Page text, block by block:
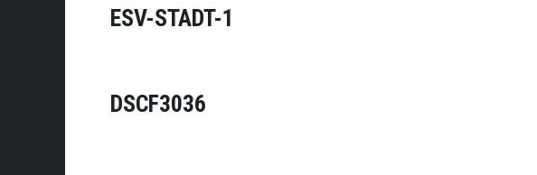
ESV-STADT-1
DSCF3036